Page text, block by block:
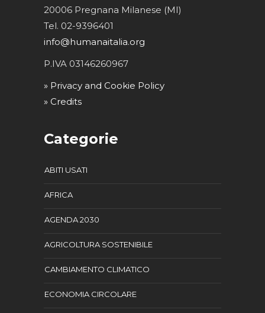
20006 Pregnana Milanese (MI)
Tel. 02-9396401
info@humanaitalia.org
P.IVA 03146260967
» Privacy and Cookie Policy
» Credits
Categorie
ABITI USATI
AFRICA
AGENDA 2030
AGRICOLTURA SOSTENIBILE
CAMBIAMENTO CLIMATICO
ECONOMIA CIRCOLARE